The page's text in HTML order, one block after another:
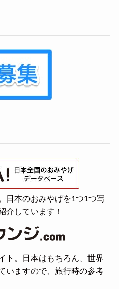
日本のおみやげを1つ1つ写
介しています！
ト。日本はもちろん、世界
いますので、旅行時の参考